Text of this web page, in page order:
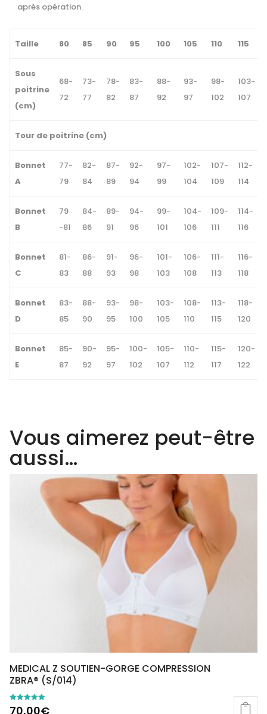
après opération.
Taille 80 85 90 95 100 105 110 115
Sous
poitrine
(cm)
68-
72
73-
77
78-
82
83-
87
88-
92
93-
97
98-
102
103-
107
Tour de poitrine (cm)
Bonnet
A
77-
79
82-
84
87-
89
92-
94
97-
99
102-
104
107-
109
112-
114
Bonnet
B
79
-81
84-
86
89-
91
94-
96
99-
101
104-
106
109-
111
114-
116
Bonnet
C
81-
83
86-
88
91-
93
96-
98
101-
103
106-
108
111-
113
116-
118
Bonnet
D
83-
85
88-
90
93-
95
98-
100
103-
105
108-
110
113-
115
118-
120
Bonnet
E
85-
87
90-
92
95-
97
100-
102
105-
107
110-
112
115-
117
120-
122
Vous aimerez peut-être
aussi…
MEDICAL Z SOUTIEN-GORGE COMPRESSION
ZBRA® (S/014)
Note
70,00€